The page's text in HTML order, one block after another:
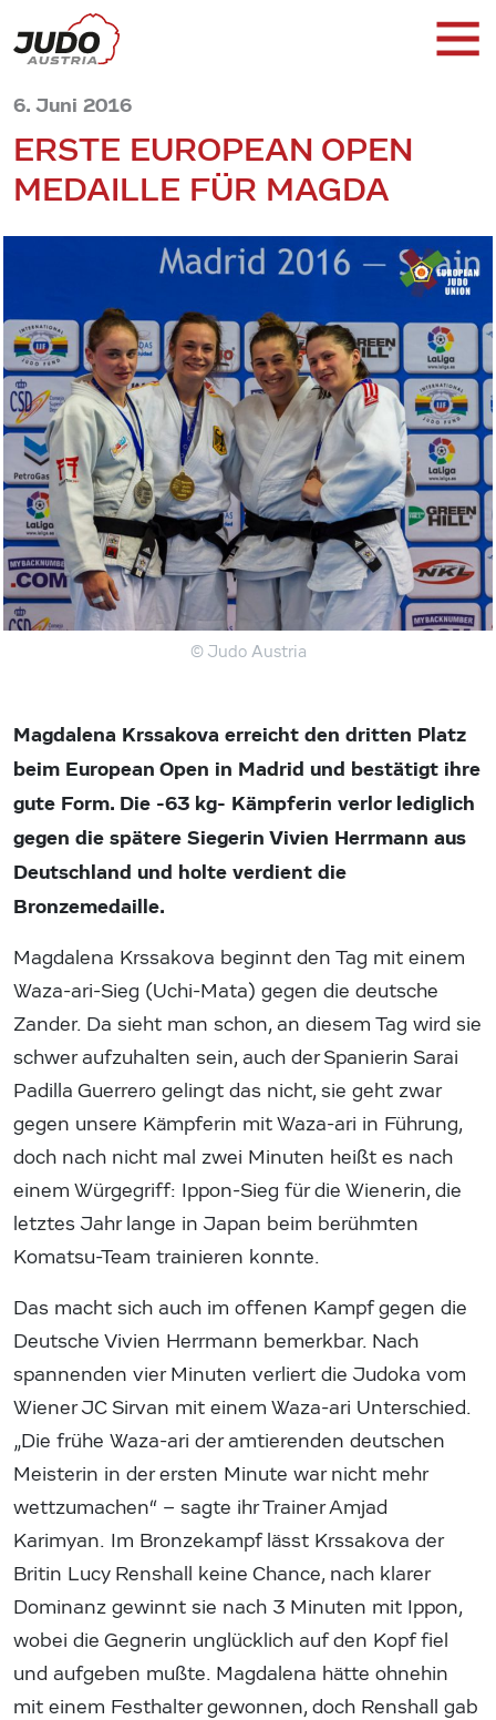
6. Juni 2016
ERSTE EUROPEAN OPEN
MEDAILLE FÜR MAGDA
© Judo Austria
Magdalena Krssakova erreicht den dritten Platz
beim European Open in Madrid und bestätigt ihre
gute Form. Die -63 kg- Kämpferin verlor lediglich
gegen die spätere Siegerin Vivien Herrmann aus
Deutschland und holte verdient die
Bronzemedaille.
Magdalena Krssakova beginnt den Tag mit einem
Waza-ari-Sieg (Uchi-Mata) gegen die deutsche
Zander. Da sieht man schon, an diesem Tag wird sie
schwer aufzuhalten sein, auch der Spanierin Sarai
Padilla Guerrero gelingt das nicht, sie geht zwar
gegen unsere Kämpferin mit Waza-ari in Führung,
doch nach nicht mal zwei Minuten heißt es nach
einem Würgegriff: Ippon-Sieg für die Wienerin, die
letztes Jahr lange in Japan beim berühmten
Komatsu-Team trainieren konnte.
Das macht sich auch im offenen Kampf gegen die
Deutsche Vivien Herrmann bemerkbar. Nach
spannenden vier Minuten verliert die Judoka vom
Wiener JC Sirvan mit einem Waza-ari Unterschied.
„Die frühe Waza-ari der amtierenden deutschen
Meisterin in der ersten Minute war nicht mehr
wettzumachen“ – sagte ihr Trainer Amjad
Karimyan. Im Bronzekampf lässt Krssakova der
Britin Lucy Renshall keine Chance, nach klarer
Dominanz gewinnt sie nach 3 Minuten mit Ippon,
wobei die Gegnerin unglücklich auf den Kopf fiel
und aufgeben mußte. Magdalena hätte ohnehin
mit einem Festhalter gewonnen, doch Renshall gab